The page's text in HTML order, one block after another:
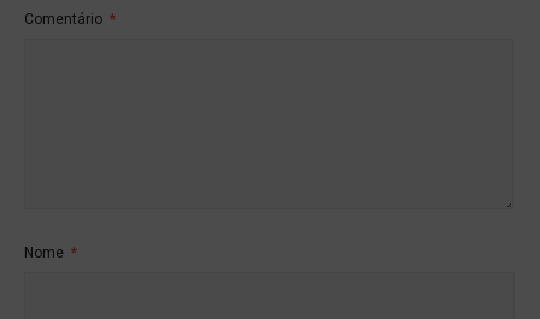
Comentário *
Nome *